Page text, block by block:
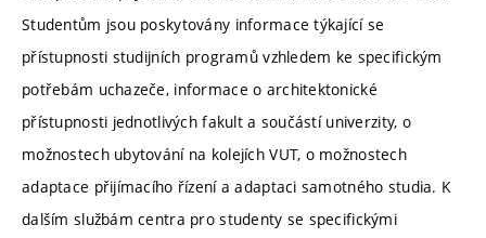
Studentům jsou poskytovány informace týkající se
přístupnosti studijních programů vzhledem ke specifickým
potřebám uchazeče, informace o architektonické
přístupnosti jednotlivých fakult a součástí univerzity, o
možnostech ubytování na kolejích VUT, o možnostech
adaptace přijímacího řízení a adaptaci samotného studia. K
dalším službám centra pro studenty se specifickými